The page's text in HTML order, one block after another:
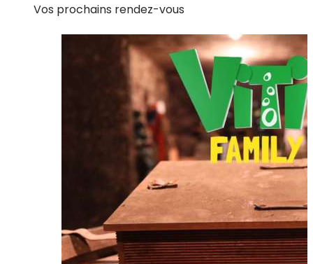
Vos prochains rendez-vous